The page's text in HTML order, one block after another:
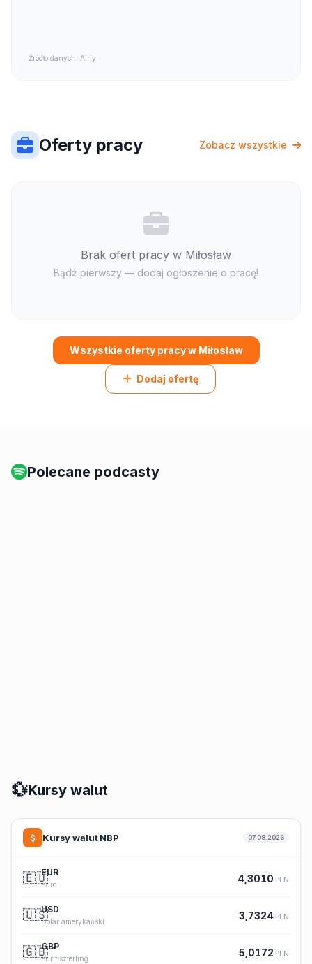
Źródło danych: Airly
Oferty pracy Zobacz wszystkie
Brak ofert pracy w Miłosław
Bądź pierwszy — dodaj ogłoszenie o pracę!
Wszystkie oferty pracy w Miłosław
Dodaj ofertę
Polecane podcasty
💱Kursy walut
Kursy walut NBP 07.08.2026
🇪🇺EUR
Euro
4,3010 PLN
🇺🇸USD
Dolar amerykański
3,7324 PLN
🇬🇧GBP
Funt szterling
5,0172 PLN